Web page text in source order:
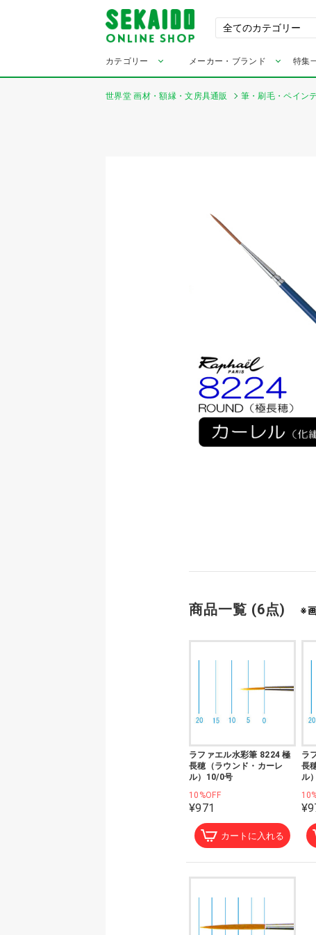
カテゴリー メーカー・ブランド 特集
世界堂 画材・額縁・文房具通販 筆・刷毛・ペイン
商品一覧 (6点) ※
ラファエル水彩筆 8224 極
長穂（ラウンド・カーレ
ル）10/0号
10%OFF
¥971
カートに入れる
ラ
長
ル